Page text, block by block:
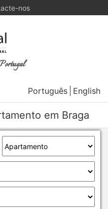
nos
Portugal
Português English
em Braga